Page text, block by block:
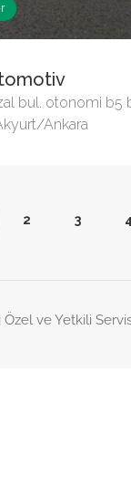
bul. otonomi b5
Ankara
2 3 4
ve Yetkili